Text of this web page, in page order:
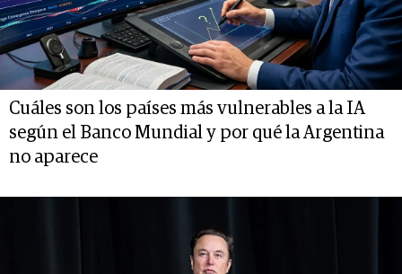
Cuáles son los países más vulnerables a la IA
según el Banco Mundial y por qué la Argentina
no aparece